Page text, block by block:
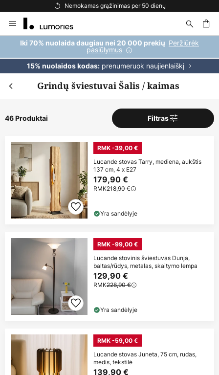
Nemokamas pristatymas užsakymams, viršijantiems 69 €
to
Content
Iki 70% nuolaida daugiau nei 20 000 prekių Peržiūrėk
pasiūlymus
15% nuolaidos kodas:prenumeruok naujienlaiškį
Grindų šviestuvai Šalis / kaimas
46 Produktai Filtras
RMK -39,00 €
Lucande stovas Tarry, mediena, aukštis
137 cm, 4 x E27
179,90 €
RMK218,90 €
Yra sandėlyje
RMK -99,00 €
Lucande stovinis šviestuvas Dunja,
baltas/rūdys, metalas, skaitymo lempa
129,90 €
RMK228,90 €
Yra sandėlyje
RMK -59,00 €
Lucande stovas Juneta, 75 cm, rudas,
medis, tekstilė
139,90 €